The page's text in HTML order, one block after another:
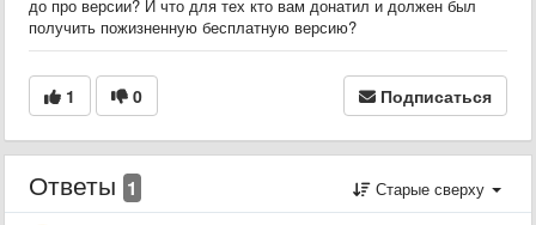
до про версии? И что для тех кто вам донатил и должен был
получить пожизненную бесплатную версию?
1 0 Подписаться
Ответы 1 Старые сверху